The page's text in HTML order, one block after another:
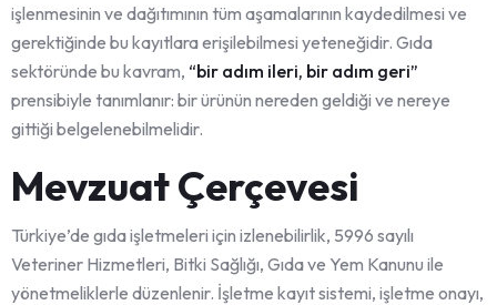
işlenmesinin ve dağıtımının tüm aşamalarının kaydedilmesi ve
gerektiğinde bu kayıtlara erişilebilmesi yeteneğidir. Gıda
sektöründe bu kavram, “bir adım ileri, bir adım geri”
prensibiyle tanımlanır: bir ürünün nereden geldiği ve nereye
gittiği belgelenebilmelidir.
Mevzuat Çerçevesi
Türkiye’de gıda işletmeleri için izlenebilirlik, 5996 sayılı
Veteriner Hizmetleri, Bitki Sağlığı, Gıda ve Yem Kanunu ile
yönetmeliklerle düzenlenir. İşletme kayıt sistemi, işletme onayı,